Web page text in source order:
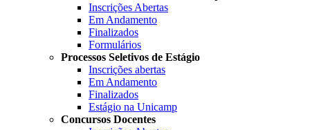
Inscrições Abertas
Em Andamento
Finalizados
Formulários
Processos Seletivos de Estágio
Inscrições abertas
Em Andamento
Finalizados
Estágio na Unicamp
Concursos Docentes